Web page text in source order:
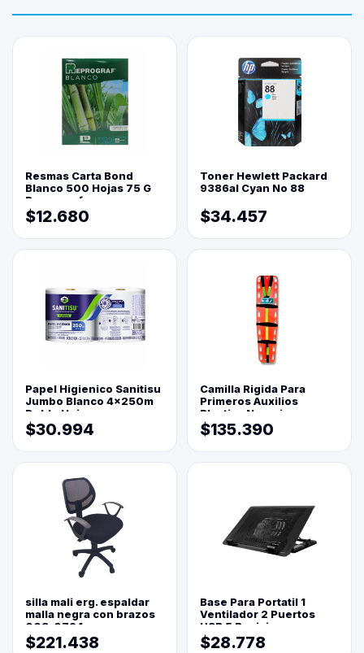
Resmas Carta Bond
Blanco 500 Hojas 75 G
Reprograf.
$12.680
Toner Hewlett Packard
9386al Cyan No 88
$34.457
Papel Higienico Sanitisu
Jumbo Blanco 4x250m
Doble Hoja
$30.994
Camilla Rigida Para
Primeros Auxilios
Plastica Naranja
$135.390
silla mali erg. espaldar
malla negra con brazos
003-0794
$221.438
Base Para Portatil 1
Ventilador 2 Puertos
USB 5 Posiciones
$28.778